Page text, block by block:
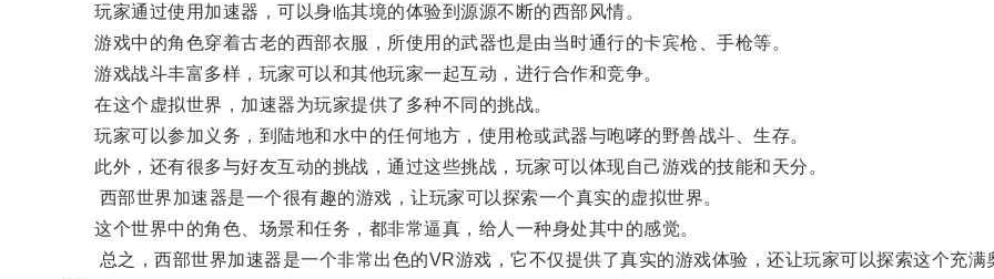
玩家通过使用加速器，可以身临其境的体验到源源不断的西部风情。
游戏中的角色穿着古老的西部衣服，所使用的武器也是由当时通行的卡宾枪、手枪等。
游戏战斗丰富多样，玩家可以和其他玩家一起互动，进行合作和竞争。
在这个虚拟世界，加速器为玩家提供了多种不同的挑战。
玩家可以参加义务，到陆地和水中的任何地方，使用枪或武器与咆哮的野兽战斗、生存。
此外，还有很多与好友互动的挑战，通过这些挑战，玩家可以体现自己游戏的技能和天分。
西部世界加速器是一个很有趣的游戏，让玩家可以探索一个真实的虚拟世界。
这个世界中的角色、场景和任务，都非常逼真，给人一种身处其中的感觉。
总之，西部世界加速器是一个非常出色的VR游戏，它不仅提供了真实的游戏体验，还让玩家可以探索这个充满